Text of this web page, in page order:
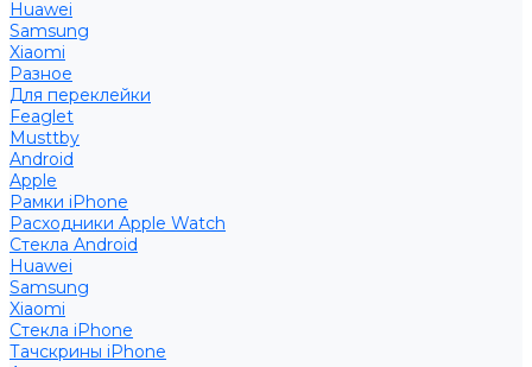
Huawei
Samsung
Xiaomi
Разное
Для переклейки
Feaglet
Musttby
Android
Apple
Рамки iPhone
Расходники Apple Watch
Стекла Android
Huawei
Samsung
Xiaomi
Стекла iPhone
Тачскрины iPhone